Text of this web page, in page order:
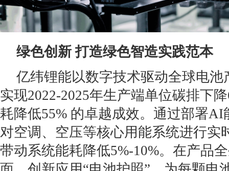
绿色创新 打造绿色智造实践范本
亿纬锂能以数字技术驱动全球电
实现2022-2025年生产端单位碳排下
耗降低55% 的卓越成效。通过部署
对空调、空压等核心用能系统进行实
带动系统能耗降低5%-10%。在产品